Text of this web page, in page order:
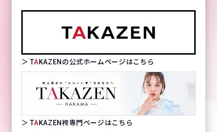
＞ TAKAZENの公式ホームページはこちら
＞ TAKAZEN袴専門ページはこちら